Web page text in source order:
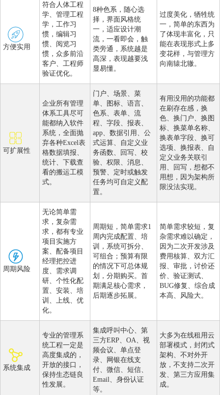
方便实用
符合人体工程
学、管理工程
学，工作习
惯，编辑习
惯、阅览习
惯，众多前沿
客户、工程师
验证优化。
8种色系，随心选
择，界面风格统
一，适应设计潮
流，一看即会，触
类旁通，系统越是
高深，表现越要浅
显易懂。
过度美化，牺牲统
一，简单的东西为
了体现丰富化，只
能在表现形式上多
变花样，与管理方
向南辕北辙。
可扩展性
企业所有管理
体系工具尽可
能都纳入软件
系统，全面抛
弃各种Excel表
格数据填报、
统计、下载查
看的搬运工模
式。
门户、场景、菜
单、图标、语言、
色系、表单、流
程、字段、报表、
app、数据引用、公
式运算、自定义业
务函数、回写、校
验、权限、消息、
预警、定时或触发
任务均可自定义配
置。
有用没用的功能都
在刷存在感，换
色、换门户、换图
标、换菜单名称、
换表单字段、换可
选项、换报表、自
定义业务关联引
用、回写，想都不
用想，因为架构所
限没法实现。
周期风险
无论简单需
求，复杂需
求，都有专业
项目实施方
案、配备项目
经理把控进
度、需求调
研、个性化配
置、安装、培
训、上线、优
化。
周期短，简单需求1
周内完成配置、培
训，系统可拆分、
可组合；预算有限
的情况下可总体规
划，分期购买。首
期满足核心需求，
后期逐步拓展。
简单需求较短，复
杂需求难以确定，
因为二次开发涉及
费用核算、双方汇
报、审批，讨价还
价、验证测试、
BUG修复、综合成
本高、风险大。
系统集成
专业的管理系
统工程一定是
高度集成的，
开放的接口，
保持生态链良
性发展。
集成呼叫中心、第
三方ERP、OA、视
频会议、单点登
录、网银在线支
付、微信、短信、
Email、身份认证
等。
大多为在线租用云
部署模式，封闭式
架构、不对外开
放，不支持二次开
发、第三方应用集
成。